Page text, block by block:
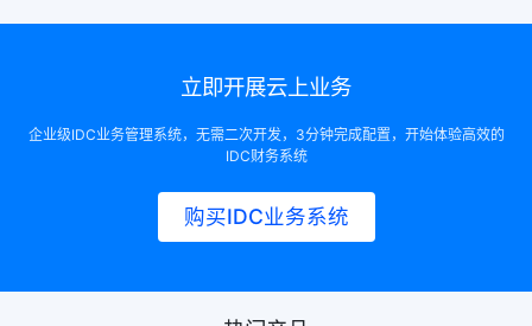
立即开展云上业务
企业级IDC业务管理系统，无需二次开发，3分钟完成配置，开始体验高效的
IDC财务系统
购买IDC业务系统